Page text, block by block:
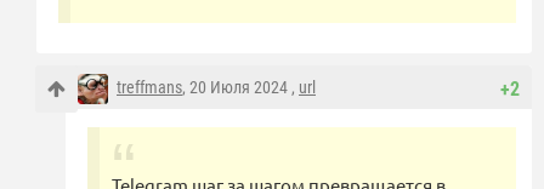
+2
treffmans, 20 Июля 2024 , url